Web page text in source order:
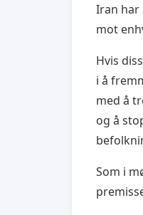
Iran har
mot
Hvis
i å
med å
og å
Som i